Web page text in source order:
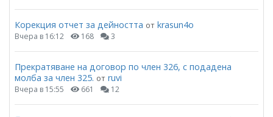
Корекция отчет за дейността от krasun4o
Вчера в 16:12 168 3
Прекратяване на договор по член 326, с подадена
молба за член 325. от ruvi
Вчера в 15:55 661 12